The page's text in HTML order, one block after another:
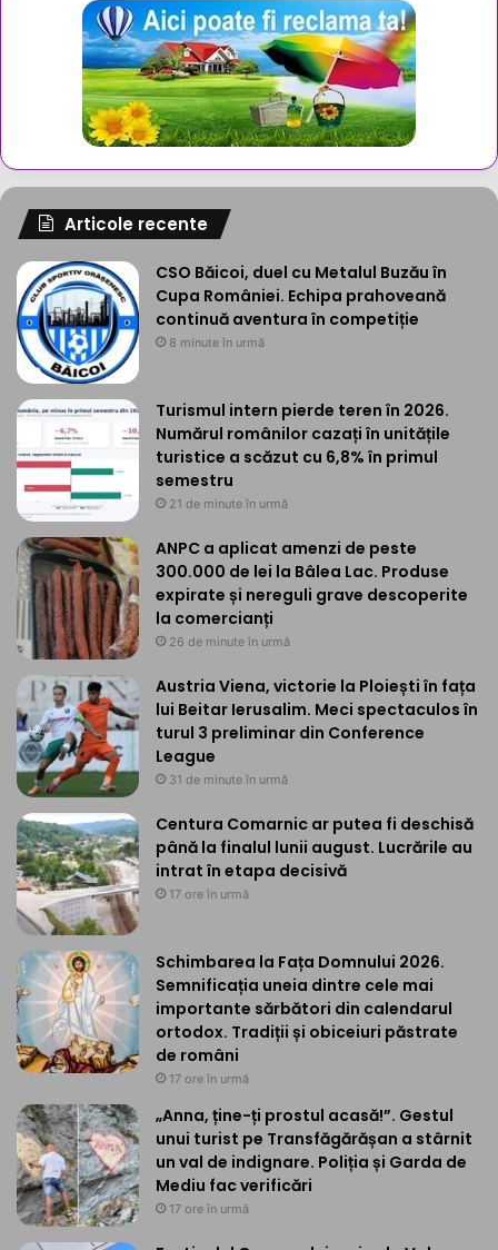
Articole recente
CSO Băicoi, duel cu Metalul Buzău în
Cupa României. Echipa prahoveană
continuă aventura în competiție
8 minute în urmă
Turismul intern pierde teren în 2026.
Numărul românilor cazați în unitățile
turistice a scăzut cu 6,8% în primul
semestru
21 de minute în urmă
ANPC a aplicat amenzi de peste
300.000 de lei la Bâlea Lac. Produse
expirate și nereguli grave descoperite
la comercianți
26 de minute în urmă
Austria Viena, victorie la Ploiești în fața
lui Beitar Ierusalim. Meci spectaculos în
turul 3 preliminar din Conference
League
31 de minute în urmă
Centura Comarnic ar putea fi deschisă
până la finalul lunii august. Lucrările au
intrat în etapa decisivă
17 ore în urmă
Schimbarea la Fața Domnului 2026.
Semnificația uneia dintre cele mai
importante sărbători din calendarul
ortodox. Tradiții și obiceiuri păstrate
de români
17 ore în urmă
„Anna, ține-ți prostul acasă!”. Gestul
unui turist pe Transfăgărășan a stârnit
un val de indignare. Poliția și Garda de
Mediu fac verificări
17 ore în urmă